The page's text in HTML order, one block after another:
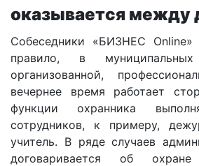
оказывается между
Собеседники «БИЗНЕС Online»
правило, в
организованной,
вечернее время работает
функции охранника
сотрудников, к примеру,
учитель. В ряде случаев
договаривается об